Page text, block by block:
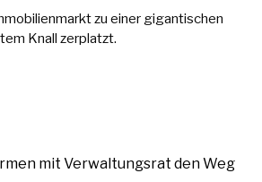
zu einer gigantischen
Knall zerplatzt.
mit Verwaltungsrat den Weg